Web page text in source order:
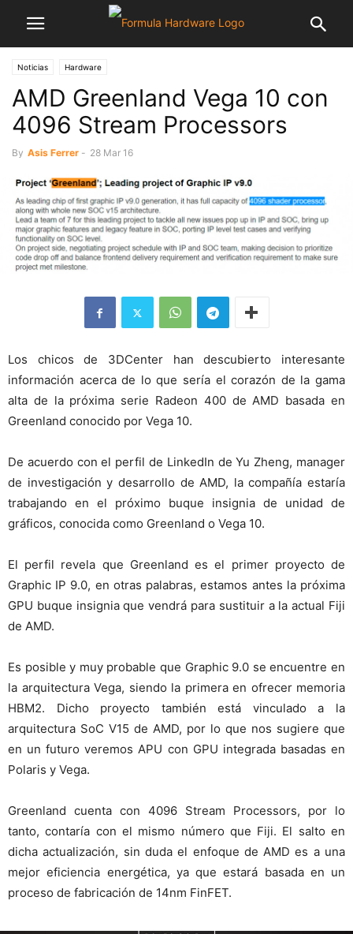
Noticias Hardware
AMD Greenland Vega 10 con
4096 Stream Processors
By Asis Ferrer - 28 Mar 16
Los chicos de 3DCenter han descubierto interesante
información acerca de lo que sería el corazón de la gama
alta de la próxima serie Radeon 400 de AMD basada en
Greenland conocido por Vega 10.
De acuerdo con el perfil de LinkedIn de Yu Zheng, manager
de investigación y desarrollo de AMD, la compañía estaría
trabajando en el próximo buque insignia de unidad de
gráficos, conocida como Greenland o Vega 10.
El perfil revela que Greenland es el primer proyecto de
Graphic IP 9.0, en otras palabras, estamos antes la próxima
GPU buque insignia que vendrá para sustituir a la actual Fiji
de AMD.
Es posible y muy probable que Graphic 9.0 se encuentre en
la arquitectura Vega, siendo la primera en ofrecer memoria
HBM2. Dicho proyecto también está vinculado a la
arquitectura SoC V15 de AMD, por lo que nos sugiere que
en un futuro veremos APU con GPU integrada basadas en
Polaris y Vega.
Greenland cuenta con 4096 Stream Processors, por lo
tanto, contaría con el mismo número que Fiji. El salto en
dicha actualización, sin duda el enfoque de AMD es a una
mejor eficiencia energética, ya que estará basada en un
proceso de fabricación de 14nm FinFET.